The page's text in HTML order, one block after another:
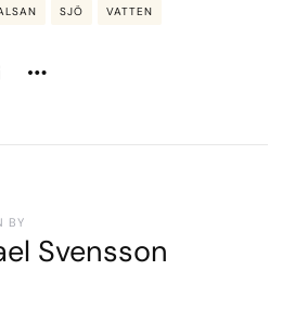
SJÖ VATTEN
BY
Svensson